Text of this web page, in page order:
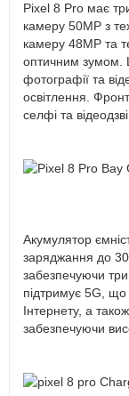
Pixel 8 Pro має
камеру 50MP з
камеру 48MP та
оптичним зумом.
фотографії та
освітлення.
селфі та
Акумулятор
заряджання до
забезпечуючи
підтримує 5G,
Інтернету, а
забезпечуючи